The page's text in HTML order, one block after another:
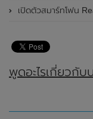
เปิดตัวสมาร์ทโฟน Realme
พูดอะไรเกี่ยวกับ